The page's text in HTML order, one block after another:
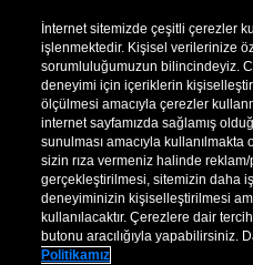
Kurumsal Hasar Şikayet
RISK YÖNETIMI
İnternet sitemizde çeşitli çerezler
işlenmektedir. Kişisel verilerinize
sorumluluğumuzun bilincindeyiz.
deneyimi için içeriklerin
ölçülmesi amacıyla çerezler
internet sayfamızda sağlamış
sunulması amacıyla
sizin rıza vermeniz halinde
gerçekleştirilmesi, sitemizin daha
deneyiminizin kişiselleştirilmesi
kullanılacaktır. Çerezlere dair
butonu aracılığıyla yapabilirsiniz.
Politikamız